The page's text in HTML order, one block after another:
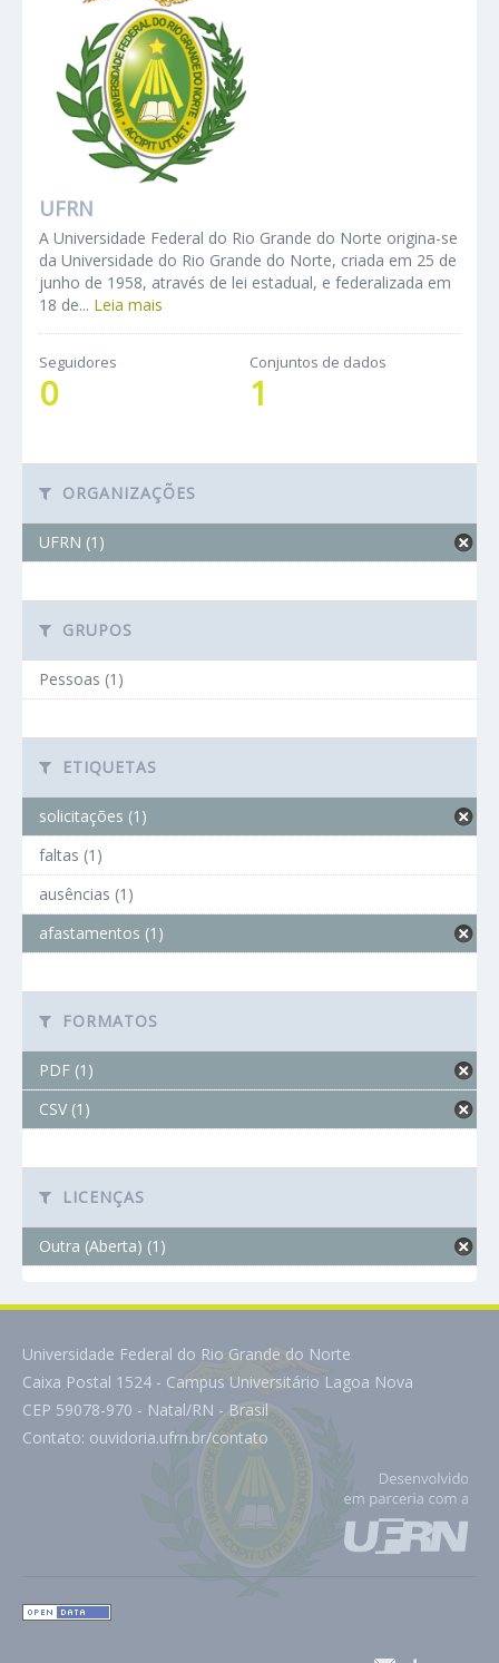
UFRN
A Universidade Federal do Rio Grande do Norte origina-se
da Universidade do Rio Grande do Norte, criada em 25 de
junho de 1958, através de lei estadual, e federalizada em
18 de... Leia mais
Seguidores
0
Conjuntos de dados
1
ORGANIZAÇÕES
UFRN (1)
GRUPOS
Pessoas (1)
ETIQUETAS
solicitações (1)
faltas (1)
ausências (1)
afastamentos (1)
FORMATOS
PDF (1)
CSV (1)
LICENÇAS
Outra (Aberta) (1)
Universidade Federal do Rio Grande do Norte
Caixa Postal 1524 - Campus Universitário Lagoa Nova
CEP 59078-970 - Natal/RN - Brasil
Contato: ouvidoria.ufrn.br/contato